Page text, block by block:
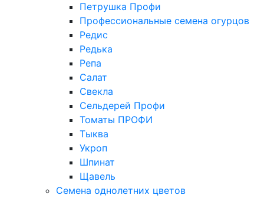
Петрушка Профи
Профессиональные семена огурцов
Редис
Редька
Репа
Салат
Свекла
Сельдерей Профи
Томаты ПРОФИ
Тыква
Укроп
Шпинат
Щавель
Семена однолетних цветов